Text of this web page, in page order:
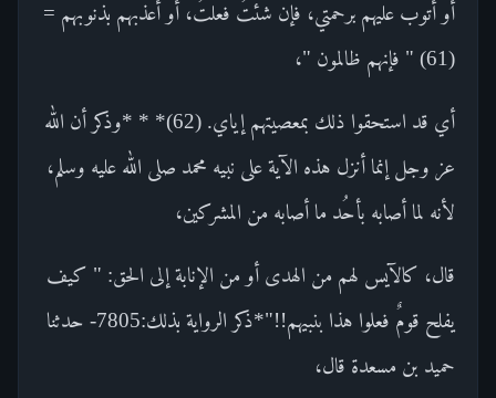
أو أتوب عليهم برحمتي، فإن شئتُ فعلتُ، أو أعذبهم بذنوبهم =
(61) " فإنهم ظالمون "،
أي قد استحقوا ذلك بمعصيتهم إياي. (62)* * *وذكر أن الله
عز وجل إنما أنزل هذه الآية على نبيه محمد صلى الله عليه وسلم،
لأنه لما أصابه بأحُد ما أصابه من المشركين،
قال، كالآيس لهم من الهدى أو من الإنابة إلى الحق: " كيف
يفلح قومٌ فعلوا هذا بنبيهم!!"*ذكر الرواية بذلك:7805- حدثنا
حميد بن مسعدة قال،